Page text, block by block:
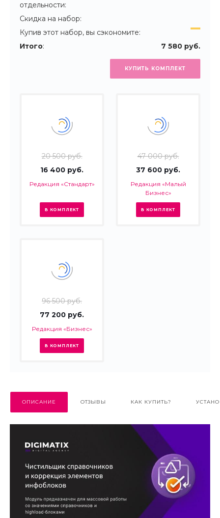
отдельности:
Скидка на набор:
Купив этот набор, вы сэкономите:
Итого: 7 580 руб.
КУПИТЬ КОМПЛЕКТ
20 500 руб.
16 400 руб.
Редакция «Стандарт»
В КОМПЛЕКТ
47 000 руб.
37 600 руб.
Редакция «Малый
Бизнес»
В КОМПЛЕКТ
96 500 руб.
77 200 руб.
Редакция «Бизнес»
В КОМПЛЕКТ
ОПИСАНИЕ ОТЗЫВЫ КАК КУПИТЬ?